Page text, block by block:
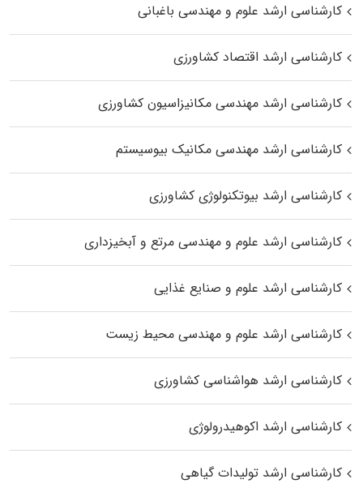
کارشناسی ارشد علوم و مهندسی باغبانی
کارشناسی ارشد اقتصاد کشاورزی
کارشناسی ارشد مهندسی مکانیزاسیون کشاورزی
کارشناسی ارشد مهندسی مکانیک بیوسیستم
کارشناسی ارشد بیوتکنولوژی کشاورزی
کارشناسی ارشد علوم و مهندسی مرتع و آبخیزداری
کارشناسی ارشد علوم و صنایع غذایی
کارشناسی ارشد علوم و مهندسی محیط زیست
کارشناسی ارشد هواشناسی کشاورزی
کارشناسی ارشد اکوهیدرولوژی
کارشناسی ارشد تولیدات گیاهی